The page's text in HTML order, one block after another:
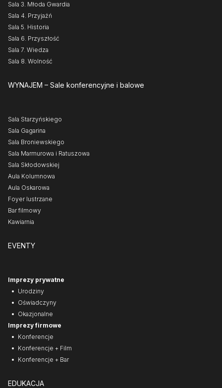
Sala 3. Młoda Gwardia
Sala 4. Przyjaźń
Sala 5. Historia
Sala 6. Przyszłość
Sala 7. Wiedza
Sala 8. Wolność
WYNAJEM – Sale konferencyjne i balowe
Sala Starzyńskiego
Sala Gagarina
Sala Broniewskiego
Sala Marmurowa i Ratuszowa
Sala Skłodowskiej
Aula Kolumnowa
Aula Oskarowa
Foyer lustrzane
Bar filmowy
Kawiarnia
EVENTY
Imprezy prywatne
Urodziny
Oświadczyny
Okazjonalne
Imprezy firmowe
Konferencje
Konferencje + Film
Konferencje + Bar
EDUKACJA